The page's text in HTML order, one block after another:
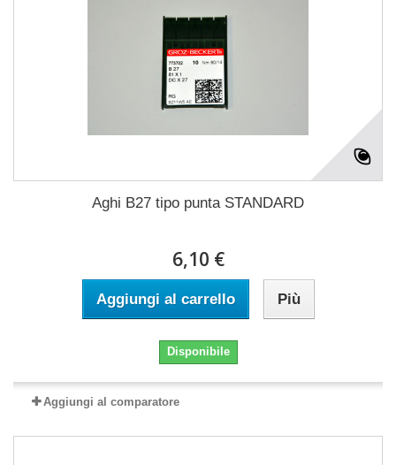
Aghi B27 tipo punta STANDARD
6,10 €
Aggiungi al carrello Più
Disponibile
Aggiungi al comparatore